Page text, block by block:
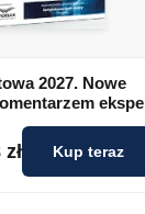
2027. Nowe
Kup teraz